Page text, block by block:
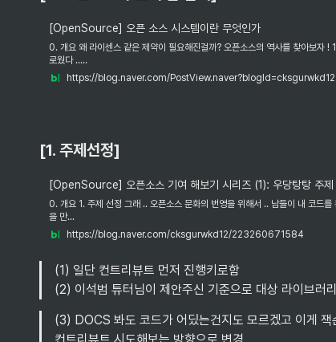
[OpenSource] 오픈 소스 시스템이란 무엇인가
0. 개요 왜 라이센스 같은 제약이 필요해진걸까? 오픈소스의 역사를 찾아보자 !
로웠다 .....
[1. 주제선정]
[OpenSource] 오픈소스 기여 해보기 시리즈 (1): 우당탕탕 주제
0. 개요 1. 주제 선정 그래 .. 오픈소스 문화의 번영을 위해서 .. 남들이 내 코드를
을 만...
https://blog.naver.com/cksgurwkd12/223260671584
(1) 일단 컨트리뷰트 먼저 진행키로함
(2) 이석범 튜터님이 제안주신 기준으로 대상 라이브
(3) DOCS 봐도 코드가 어딨는건지도 모르겠고 이게